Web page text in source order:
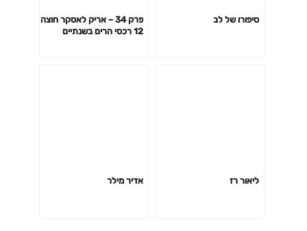
סיפורו של לב
פרק 34 – אריק לאסקר חוצה
12 רכסי הרים בשנתיים
ליאור רז אדיר מילר